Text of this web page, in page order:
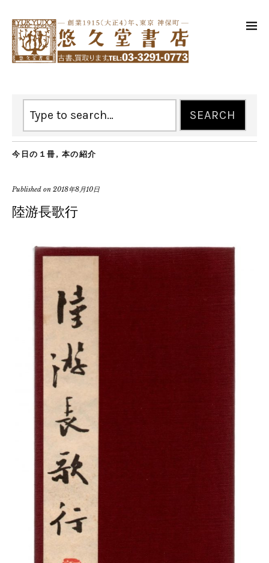
今日の１冊 , 本の紹介
Published on 2018年8月10日
陸游長歌行